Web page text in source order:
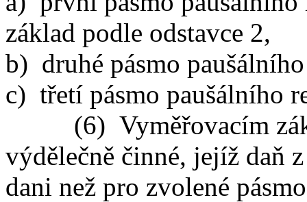
základ podle odstavce 2,
b) druhé pásmo
c) třetí pásmo paušálního
(6) Vyměřovacím
výdělečně činné, jejíž daň
dani než pro zvolené